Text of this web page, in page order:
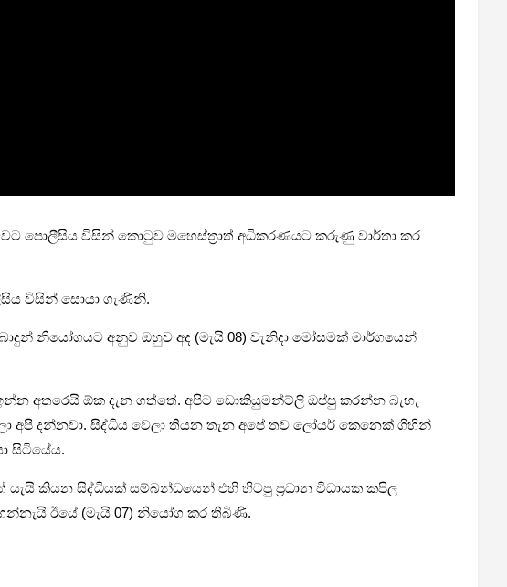
පොලීසිය විසින් කොටුව මහෙස්ත්‍රාත් අධිකරණයට කරුණු වාර්තා කර
විසින් සොයා ගැණිනි.
නියෝගයට අනුව ඔහුව අද (මැයි 08) වැනිදා මෝසමක් මාර්ගයෙන්
අතරෙයි ඕක දැන ගත්තේ. අපිට ඩොකියුමන්ට්ලි ඔප්පු කරන්න බැහැ
අපි දන්නවා. සිද්ධිය වෙලා තියන තැන අපේ තව ලෝයර් කෙනෙක් ගිහින්
සිටියේය.
යැයි කියන සිද්ධියක් සම්බන්ධයෙන් එහි හිටපු ප්‍රධාන විධායක කපිල
ඊයේ (මැයි 07) නියෝග කර තිබිණි.